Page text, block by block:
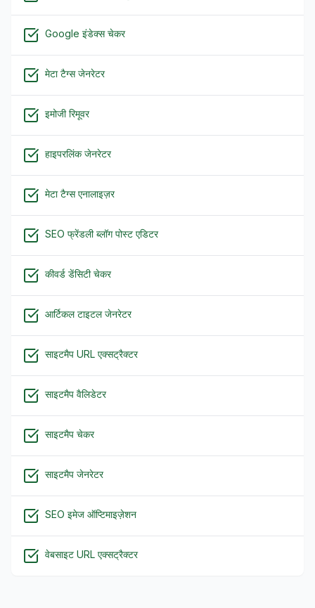
Google इंडेक्स चेकर
मेटा टैग्स जेनरेटर
इमोजी रिमूवर
हाइपरलिंक जेनरेटर
मेटा टैग्स एनालाइज़र
SEO फ्रेंडली ब्लॉग पोस्ट एडिटर
कीवर्ड डेंसिटी चेकर
आर्टिकल टाइटल जेनरेटर
साइटमैप URL एक्सट्रैक्टर
साइटमैप वैलिडेटर
साइटमैप चेकर
साइटमैप जेनरेटर
SEO इमेज ऑप्टिमाइज़ेशन
वेबसाइट URL एक्सट्रैक्टर